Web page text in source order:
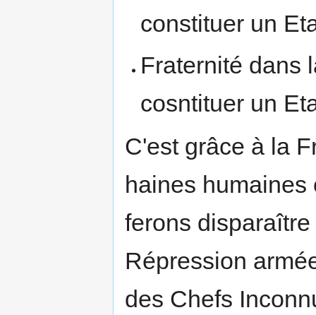
constituer un
Fraternité dans
cosntituer un
C'est grâce à la
haines
ferons
Répression
des Chefs